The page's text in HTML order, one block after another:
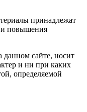
принадлежат
повышения
сайте, носит
и ни при каких
определяемой